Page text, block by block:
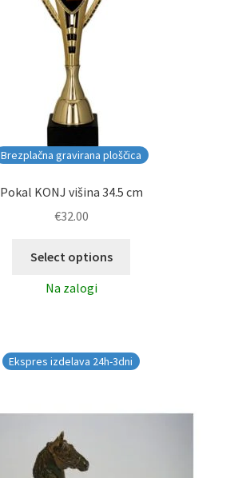
Brezplačna gravirana ploščica
Pokal KONJ višina 34.5 cm
€32.00
Select options
Na zalogi
Ekspres izdelava 24h-3dni